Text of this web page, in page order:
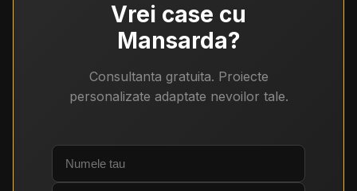
Vrei case cu
Mansarda?
Consultanta gratuita. Proiecte
personalizate adaptate nevoilor tale.